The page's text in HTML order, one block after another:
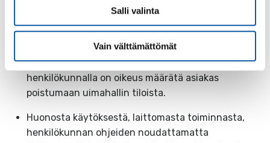
Salli valinta
Vain välttämättömät
Henkilökunnalla on oikeus varoittaa asiakasta
huonon käytöksen tai sääntöjen noudattamatta
jättämisen takia. Jos huono käytös tai sääntöjen
rikkominen jatkuu varoituksen jälkeen,
henkilökunnalla on oikeus määrätä asiakas
poistumaan uimahallin tiloista.
Huonosta käytöksestä, laittomasta toiminnasta,
henkilökunnan ohjeiden noudattamatta